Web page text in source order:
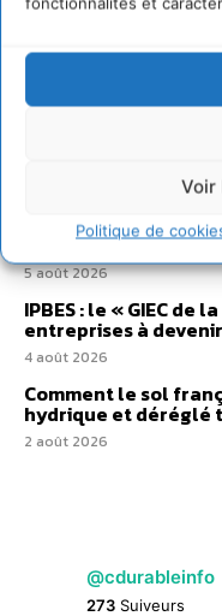
Voir
Politique de
coopération avec un
7 août 2026
Soutenir un
S’inspirer de
régénératif du vivant
5 août 2026
IPBES : le « GIEC
entreprises à
4 août 2026
Comment le sol
hydrique et
2 août 2026
@cdurableinfo
273 Suiveurs